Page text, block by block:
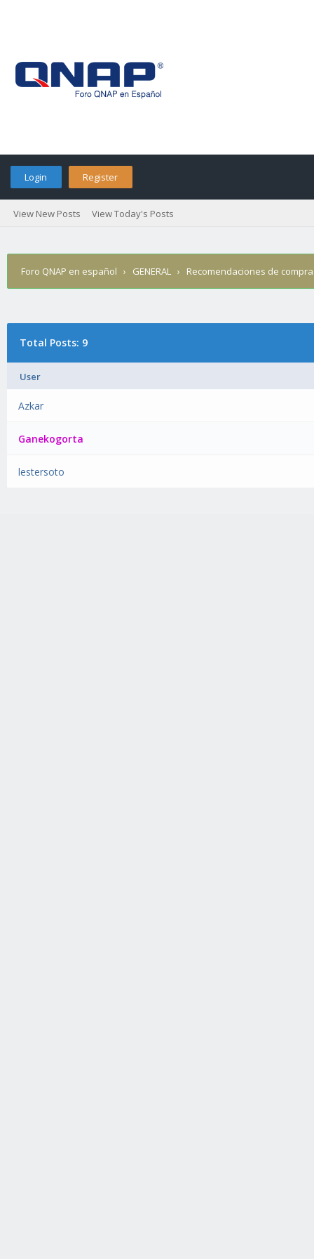
Login Register
View New Posts View Today's Posts
Foro QNAP en español › GENERAL › Recomendaciones de
Total Posts: 9
User
Azkar
Ganekogorta
lestersoto